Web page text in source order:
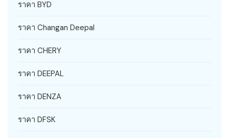
ราคา BYD
ราคา Changan Deepal
ราคา CHERY
ราคา DEEPAL
ราคา DENZA
ราคา DFSK